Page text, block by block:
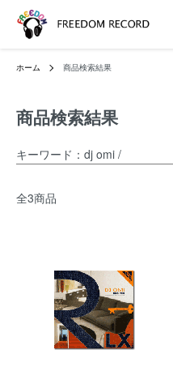
ホーム 商品検索結果
商品検索結果
キーワード：dj omi /
全3商品